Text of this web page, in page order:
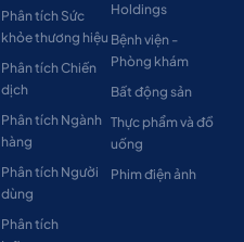
Phân tích Sức
khỏe thương hiệu
Phân tích Chiến
dịch
Phân tích Ngành
hàng
Phân tích Người
dùng
Phân tích
Holdings
Bệnh viện -
Phòng khám
Bất động sản
Thực phẩm và đồ
uống
Phim điện ảnh